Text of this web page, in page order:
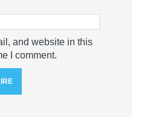
and website in this
I comment.